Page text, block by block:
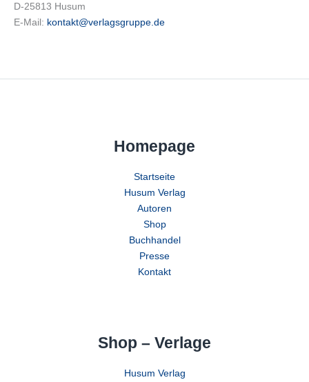
D-25813 Husum
E-Mail: kontakt@verlagsgruppe.de
Homepage
Startseite
Husum Verlag
Autoren
Shop
Buchhandel
Presse
Kontakt
Shop – Verlage
Husum Verlag